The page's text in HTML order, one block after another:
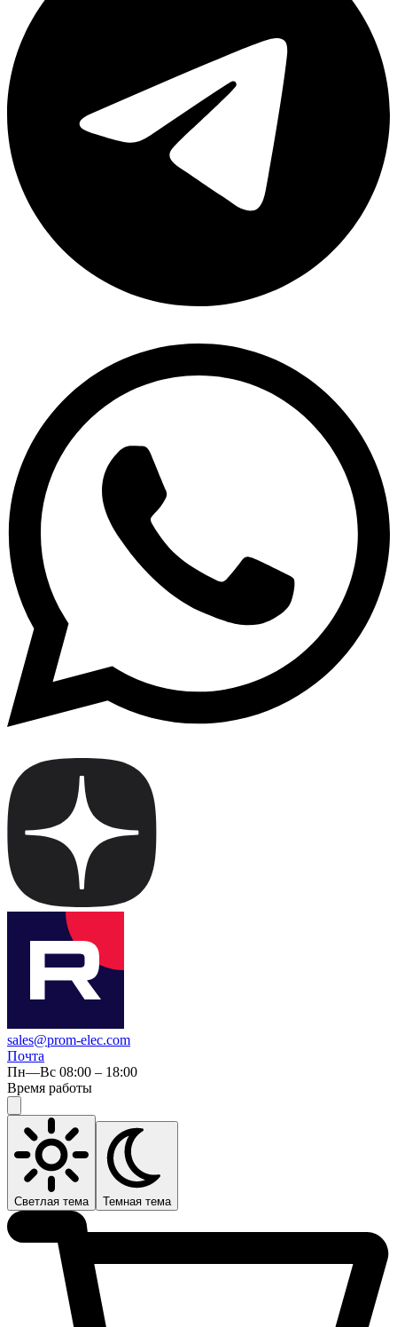
sales@prom-elec.com
Почта
Пн—Вс 08:00 – 18:00
Время работы
Светлая тема Темная тема